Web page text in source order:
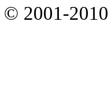
© 2001-2010